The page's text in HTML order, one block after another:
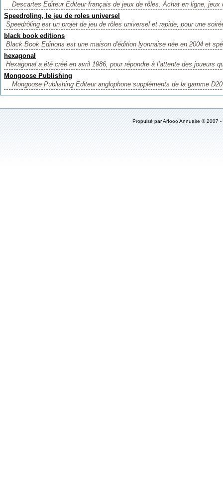
Descartes Editeur Editeur français de jeux de rôles. Achat en ligne, jeux
Speedroling, le jeu de roles universel
Speedrôling est un projet de jeu de rôles universel et rapide, pour une
black book editions
Black Book Editions est une maison d'édition lyonnaise née en 2004 et
hexagonal
Hexagonal a été créé en avril 1986, pour répondre à l’attente des joueurs
Mongoose Publishing
Mongoose Publishing Editeur anglophone suppléments de la gamme
Propulsé parArfooo Annuaire © 2007